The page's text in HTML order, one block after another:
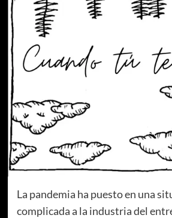
La pandemia ha puesto en una
complicada a la industria del